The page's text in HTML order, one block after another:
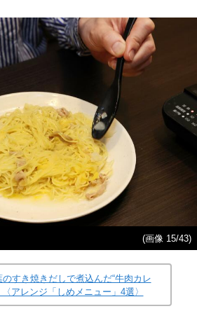
(画像 15/43)
のすき焼きだしで煮込んだ“牛肉カレ
アレンジ「しめメニュー」4選〉